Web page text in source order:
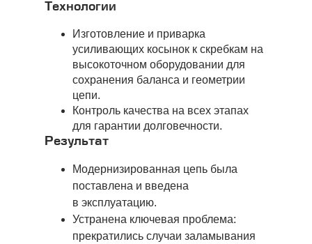
Технологии
Изготовление и приварка
усиливающих косынок к скребкам на
высокоточном оборудовании для
сохранения баланса и геометрии
цепи.
Контроль качества на всех этапах
для гарантии долговечности.
Результат
Модернизированная цепь была
поставлена и введена
в эксплуатацию.
Устранена ключевая проблема:
прекратились случаи заламывания